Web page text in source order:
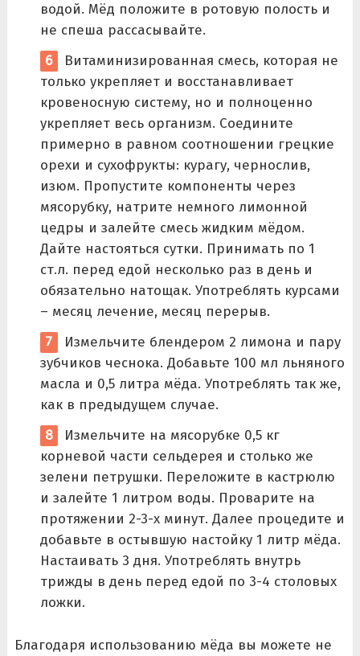
водой. Мёд положите в ротовую полость и
не спеша рассасывайте.
Витаминизированная смесь, которая не
только укрепляет и восстанавливает
кровеносную систему, но и полноценно
укрепляет весь организм. Соедините
примерно в равном соотношении грецкие
орехи и сухофрукты: курагу, чернослив,
изюм. Пропустите компоненты через
мясорубку, натрите немного лимонной
цедры и залейте смесь жидким мёдом.
Дайте настояться сутки. Принимать по 1
ст.л. перед едой несколько раз в день и
обязательно натощак. Употреблять курсами
– месяц лечение, месяц перерыв.
Измельчите блендером 2 лимона и пару
зубчиков чеснока. Добавьте 100 мл льняного
масла и 0,5 литра мёда. Употреблять так же,
как в предыдущем случае.
Измельчите на мясорубке 0,5 кг
корневой части сельдерея и столько же
зелени петрушки. Переложите в кастрюлю
и залейте 1 литром воды. Проварите на
протяжении 2-3-х минут. Далее процедите и
добавьте в остывшую настойку 1 литр мёда.
Настаивать 3 дня. Употреблять внутрь
трижды в день перед едой по 3-4 столовых
ложки.
Благодаря использованию мёда вы можете не